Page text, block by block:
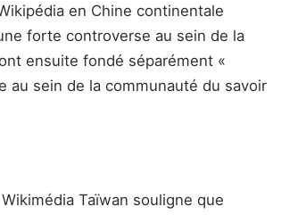
en Chine continentale
forte controverse au sein de la
ensuite fondé séparément «
au sein de la communauté du savoir
Taïwan souligne que